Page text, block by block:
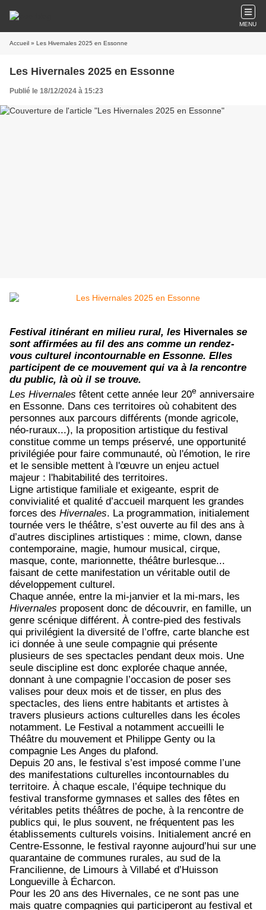
MENU
Accueil » Les Hivernales 2025 en Essonne
Les Hivernales 2025 en Essonne
Publié le 18/12/2024 à 15:23
Festival itinérant en milieu rural, les Hivernales se
sont affirmées au fil des ans comme un rendez-
vous culturel incontournable en Essonne. Elles
participent de ce mouvement qui va à la rencontre
du public, là où il se trouve.
Les Hivernales fêtent cette année leur 20e anniversaire
en Essonne. Dans ces territoires où cohabitent des
personnes aux parcours différents (monde agricole,
néo-ruraux...), la proposition artistique du festival
constitue comme un temps préservé, une opportunité
privilégiée pour faire communauté, où l'émotion, le rire
et le sensible mettent à l'œuvre un enjeu actuel
majeur : l'habitabilité des territoires.
Ligne artistique familiale et exigeante, esprit de
convivialité et qualité d’accueil marquent les grandes
forces des Hivernales. La programmation, initialement
tournée vers le théâtre, s’est ouverte au fil des ans à
d’autres disciplines artistiques : mime, clown, danse
contemporaine, magie, humour musical, cirque,
masque, conte, marionnette, théâtre burlesque...
faisant de cette manifestation un véritable outil de
développement culturel.
Chaque année, entre la mi-janvier et la mi-mars, les
Hivernales proposent donc de découvrir, en famille, un
genre scénique différent. À contre-pied des festivals
qui privilégient la diversité de l’offre, carte blanche est
ici donnée à une seule compagnie qui présente
plusieurs de ses spectacles pendant deux mois. Une
seule discipline est donc explorée chaque année,
donnant à une compagnie l’occasion de poser ses
valises pour deux mois et de tisser, en plus des
spectacles, des liens entre habitants et artistes à
travers plusieurs actions culturelles dans les écoles
notamment. Le Festival a notamment accueilli le
Théâtre du mouvement et Philippe Genty ou la
compagnie Les Anges du plafond.
Depuis 20 ans, le festival s’est imposé comme l’une
des manifestations culturelles incontournables du
territoire. À chaque escale, l’équipe technique du
festival transforme gymnases et salles des fêtes en
véritables petits théâtres de poche, à la rencontre de
publics qui, le plus souvent, ne fréquentent pas les
établissements culturels voisins. Initialement ancré en
Centre-Essonne, le festival rayonne aujourd’hui sur une
quarantaine de communes rurales, au sud de la
Francilienne, de Limours à Villabé et d’Huisson
Longueville à Écharcon.
Pour les 20 ans des Hivernales, ce ne sont pas une
mais quatre compagnies qui participeront au festival et